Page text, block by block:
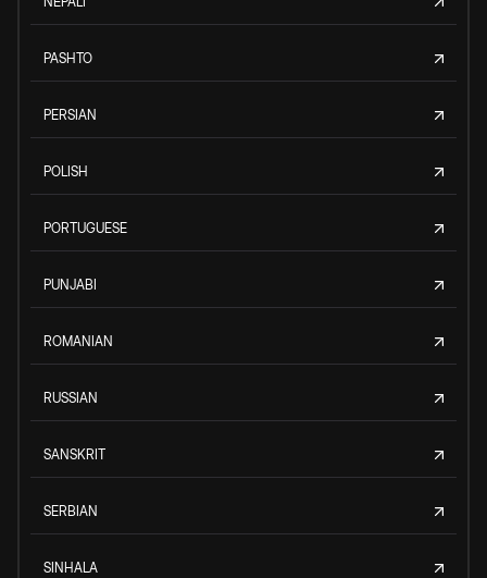
PASHTO
PERSIAN
POLISH
PORTUGUESE
PUNJABI
ROMANIAN
RUSSIAN
SANSKRIT
SERBIAN
SINHALA